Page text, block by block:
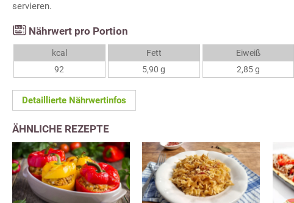
servieren.
Nährwert pro Portion
kcal
92
Fett
5,90 g
Eiweiß
2,85 g
Detaillierte Nährwertinfos
ÄHNLICHE REZEPTE